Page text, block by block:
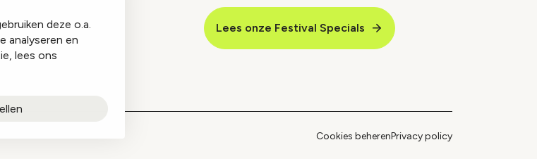
deze o.a.
analyseren en
lees ons
Lees onze Festival Specials
Cookies beherenPrivacy policy